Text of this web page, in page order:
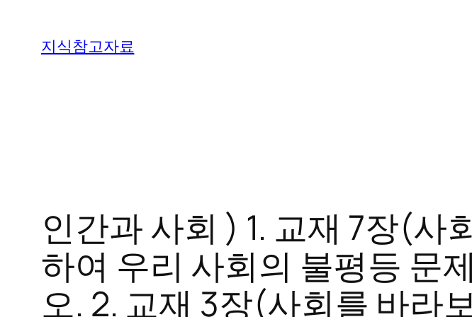
지식참고자료
인간과 사회 ) 1. 교재 7장(
하여 우리 사회의 불평등 문
오. 2. 교재 3장(사회를 바라